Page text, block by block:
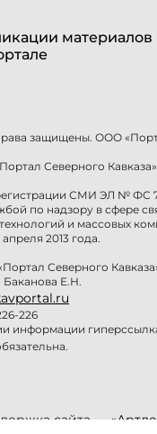
материалов
защищены. ООО
Северного
СМИ ЭЛ № ФС
по надзору в сфере
и массовых
2013 года.
Северного
Баканова Е.Н.
226
информации
сайта — «